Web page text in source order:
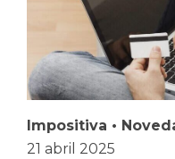
Impositiva •
21 abril 2025